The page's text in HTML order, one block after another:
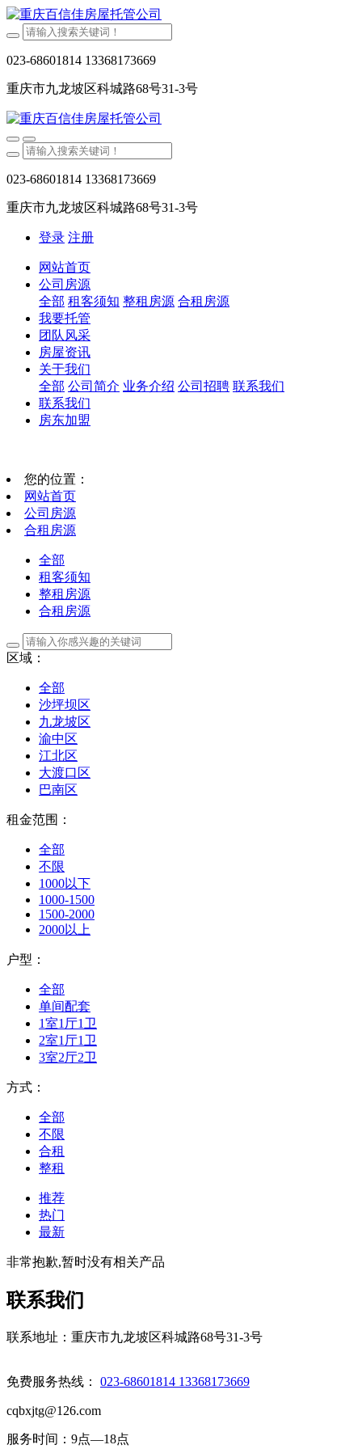
023-68601814 13368173669
重庆市九龙坡区科城路68号31-3号
023-68601814 13368173669
重庆市九龙坡区科城路68号31-3号
登录 注册
网站首页
公司房源
全部 租客须知 整租房源 合租房源
我要托管
团队风采
房屋资讯
关于我们
全部 公司简介 业务介绍 公司招聘 联系我们
联系我们
房东加盟
您的位置：
网站首页
公司房源
合租房源
全部
租客须知
整租房源
合租房源
区域：
全部
沙坪坝区
九龙坡区
渝中区
江北区
大渡口区
巴南区
租金范围：
全部
不限
1000以下
1000-1500
1500-2000
2000以上
户型：
全部
单间配套
1室1厅1卫
2室1厅1卫
3室2厅2卫
方式：
全部
不限
合租
整租
推荐
热门
最新
非常抱歉,暂时没有相关产品
联系我们
联系地址：重庆市九龙坡区科城路68号31-3号
免费服务热线： 023-68601814 13368173669
cqbxjtg@126.com
服务时间：9点—18点